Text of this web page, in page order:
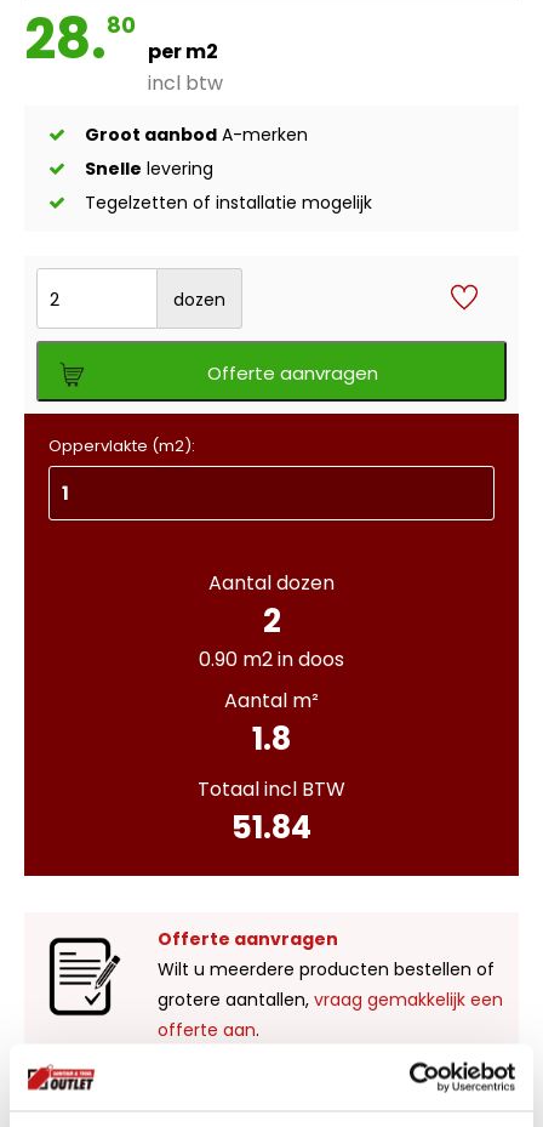
28.80
per m2
incl btw
Groot aanbod A-merken
Snelle levering
Tegelzetten of installatie mogelijk
dozen
Offerte aanvragen
Oppervlakte (m2):
Aantal dozen
2
0.90 m2 in doos
Aantal m²
1.8
Totaal incl BTW
51.84
Offerte aanvragen
Wilt u meerdere producten bestellen of
grotere aantallen, vraag gemakkelijk een
offerte aan.